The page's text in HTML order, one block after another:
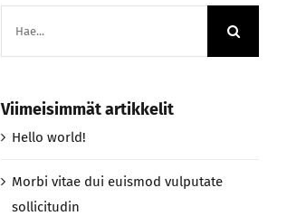
Viimeisimmät artikkelit
Hello world!
Morbi vitae dui euismod vulputate
sollicitudin